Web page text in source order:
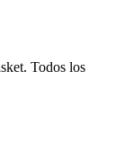
Todos los